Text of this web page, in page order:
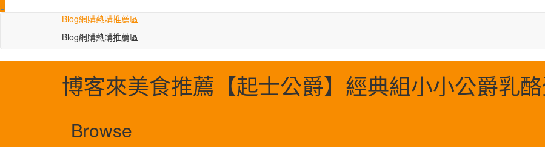
Skip
Blog網購熱購推薦區
Blog網購熱購推薦區
博客來美食推薦【起士公爵】經典組小小公爵乳
Browse